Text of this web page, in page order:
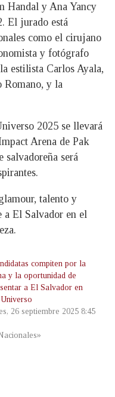
Handal y Ana Yancy
El jurado está
como el cirujano
y fotógrafo
estilista Carlos Ayala,
Romano, y la
2025 se llevará
Arena de Pak
salvadoreña será
talento y
a El Salvador en el
compiten por la
y la oportunidad de
a El Salvador en
26 septiembre 2025 8:45